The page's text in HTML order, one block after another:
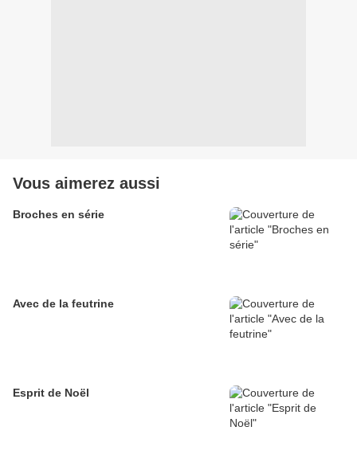
Vous aimerez aussi
Broches en série
Avec de la feutrine
Esprit de Noël